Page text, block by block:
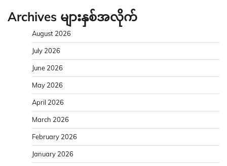
Archives များနှစ်အလိုက်
August 2026
July 2026
June 2026
May 2026
April 2026
March 2026
February 2026
January 2026